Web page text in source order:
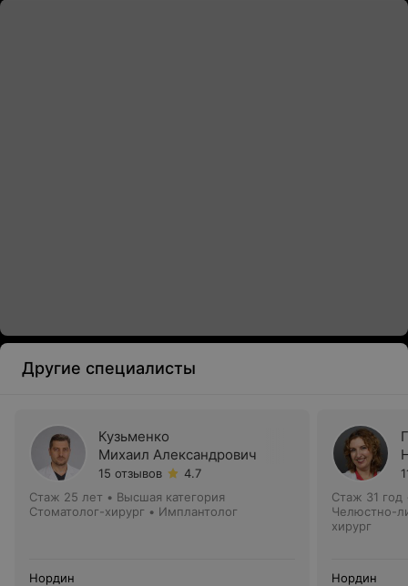
Другие специалисты
Кузьменко
Михаил Александрович
15 отзывов
4.7
Стаж 25 лет • Высшая категория
Стоматолог-хирург • Имплантолог
Нордин
Стаж 31 год
Челюстно-
хирург
Нордин